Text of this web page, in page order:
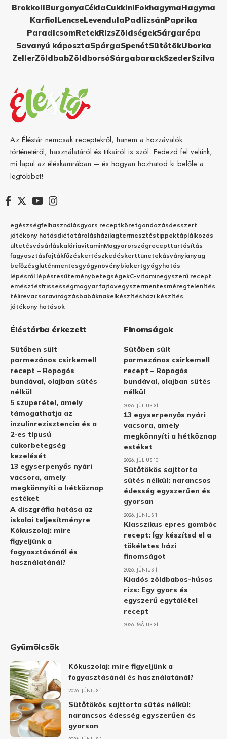
BrokkoliBurgonyaCéklaCukkiniFokhagymaHagyma
KarfiolLencseLevendulaPadlizsánPaprika
ParadicsomRetekRizsZöldségekSárgarépa
Savanyú káposztaSpárgaSpenótSütőtökUborka
ZellerZöldbabZöldborsóSárgabarackSzederSzilva
Az Éléstár nemcsak receptekről, hanem a hozzávalók
történetéről, használatáról és titkairól is szól. Fedezd fel velünk,
mi lapul az éléskamrában – és hogyan hozhatod ki belőle a
legtöbbet!
egészségfelhasználásgyors receptköretgondozásdesszert
jótékony hatásdiétatárolásházilagtermesztéstippektáplálkozás
ültetésvásárláskalóriavitaminMagyarországrecepttartósítás
fagyasztásfajtákfőzéskertészkedéskerttünetekásványianyag
befőzésgluténmentesgyógynövénybiokertgyógyhatás
lépésről lépésresüteménybetegségekC-vitaminegyszerű recept
emésztésfrissességmagyar fajtavegyszermentesméregtelenítés
télirevacsoravirágzásbabáknakelkészítésházi készítés
jótékony hatások
Éléstárba érkezett
Sütőben sült
parmezános csirkemell
recept – Ropogós
bundával, olajban sütés
nélkül
5 szuperétel, amely
támogathatja az
inzulinrezisztencia és a
2-es típusú
cukorbetegség
kezelését
13 egyserpenyős nyári
vacsora, amely
megkönnyíti a hétköznap
estéket
A diszgráfia hatása az
iskolai teljesítményre
Kókuszolaj: mire
figyeljünk a
fogyasztásánál és
használatánál?
Finomságok
Sütőben sült
parmezános csirkemell
recept – Ropogós
bundával, olajban sütés
nélkül
2026. JÚLIUS 31.
13 egyserpenyős nyári
vacsora, amely
megkönnyíti a hétköznap
estéket
2026. JÚLIUS 10.
Sütőtökös sajttorta
sütés nélkül: narancsos
édesség egyszerűen és
gyorsan
2026. JÚNIUS 1.
Klasszikus epres gombóc
recept: Így készítsd el a
tökéletes házi
finomságot
2026. JÚNIUS 1.
Kiadós zöldbabos-húsos
rizs: Egy gyors és
egyszerű egytálétel
recept
2026. MÁJUS 31.
Gyümölcsök
Kókuszolaj: mire figyeljünk a
fogyasztásánál és használatánál?
2026. JÚNIUS 1.
Sütőtökös sajttorta sütés nélkül:
narancsos édesség egyszerűen és
gyorsan